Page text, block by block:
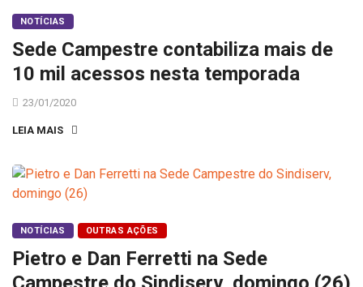
NOTÍCIAS
Sede Campestre contabiliza mais de
10 mil acessos nesta temporada
23/01/2020
LEIA MAIS
NOTÍCIAS OUTRAS AÇÕES
Pietro e Dan Ferretti na Sede